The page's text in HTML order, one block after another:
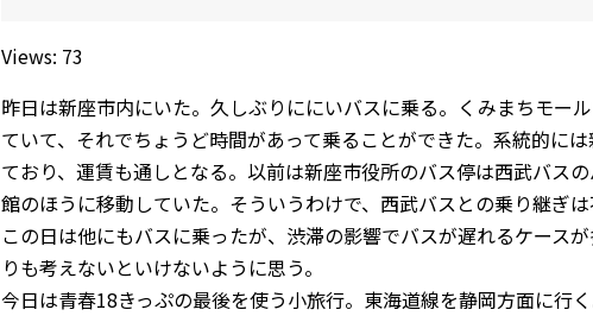
Views: 73
昨日は新座市内にいた。久しぶりににいバスに乗る。くみまちモー
ていて、それでちょうど時間があって乗ることができた。系統的に
ており、運賃も通しとなる。以前は新座市役所のバス停は西武バス
館のほうに移動していた。そういうわけで、西武バスとの乗り継ぎは
この日は他にもバスに乗ったが、渋滞の影響でバスが遅れるケース
りも考えないといけないように思う。
今日は青春18きっぷの最後を使う小旅行。東海道線を静岡方面に行